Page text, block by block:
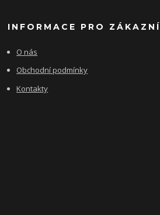
INFORMACE PRO
O nás
Obchodní podmínky
Kontakty